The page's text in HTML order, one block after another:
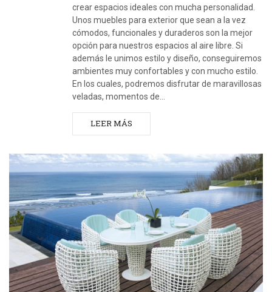
crear espacios ideales con mucha personalidad.
Unos muebles para exterior que sean a la vez
cómodos, funcionales y duraderos son la mejor
opción para nuestros espacios al aire libre. Si
además le unimos estilo y diseño, conseguiremos
ambientes muy confortables y con mucho estilo.
En los cuales, podremos disfrutar de maravillosas
veladas, momentos de…
LEER MÁS